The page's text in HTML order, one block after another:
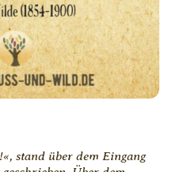
stand über dem Eingang